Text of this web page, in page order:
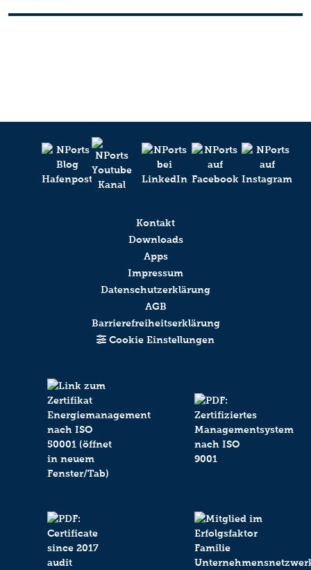
Kontakt
Downloads
Apps
Impressum
Datenschutzerklärung
AGB
Barrierefreiheitserklärung
Cookie Einstellungen